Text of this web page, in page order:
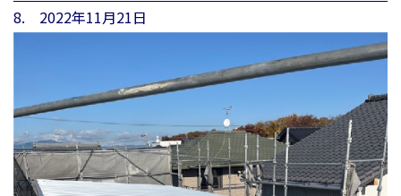
8. 2022年11月21日